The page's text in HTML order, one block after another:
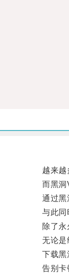
越来越多
而黑洞
通过黑洞
与此同时
除了永久
无论是经
下载黑洞
告别卡顿